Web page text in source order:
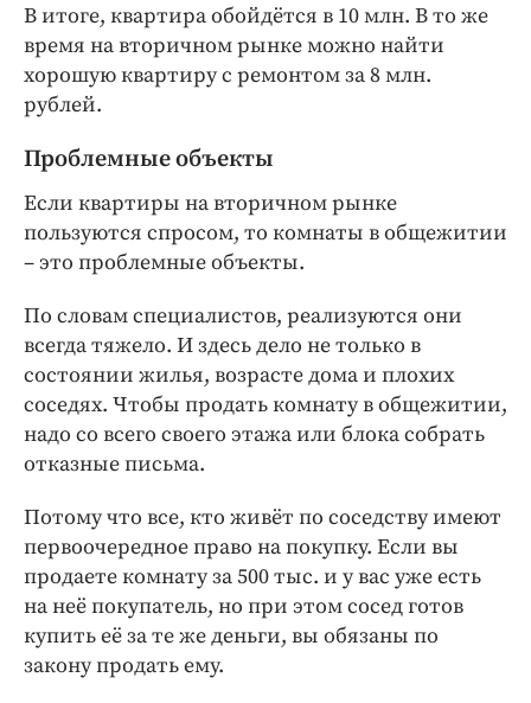
В итоге, квартира обойдётся в 10 млн. В то же
время на вторичном рынке можно найти
хорошую квартиру с ремонтом за 8 млн.
рублей.
Проблемные объекты
Если квартиры на вторичном рынке
пользуются спросом, то комнаты в общежитии
– это проблемные объекты.
По словам специалистов, реализуются они
всегда тяжело. И здесь дело не только в
состоянии жилья, возрасте дома и плохих
соседях. Чтобы продать комнату в общежитии,
надо со всего своего этажа или блока собрать
отказные письма.
Потому что все, кто живёт по соседству имеют
первоочередное право на покупку. Если вы
продаете комнату за 500 тыс. и у вас уже есть
на неё покупатель, но при этом сосед готов
купить её за те же деньги, вы обязаны по
закону продать ему.